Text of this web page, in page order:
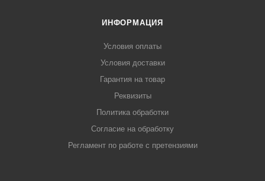
ИНФОРМАЦИЯ
Условия оплаты
Условия доставки
Гарантия на товар
Реквизиты
Политика обработки
Согласие на обработку
Регламент по работе с претензиями